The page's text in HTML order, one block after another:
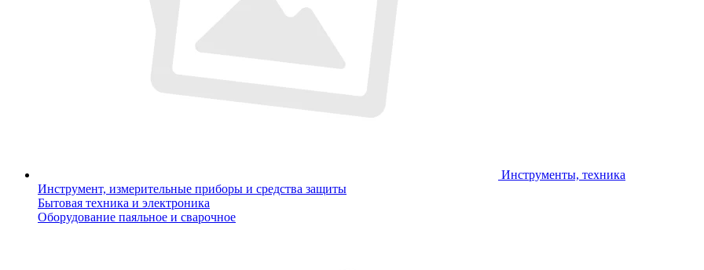
Инструменты, техника
Инструмент, измерительные приборы и средства защиты
Бытовая техника и электроника
Оборудование паяльное и сварочное